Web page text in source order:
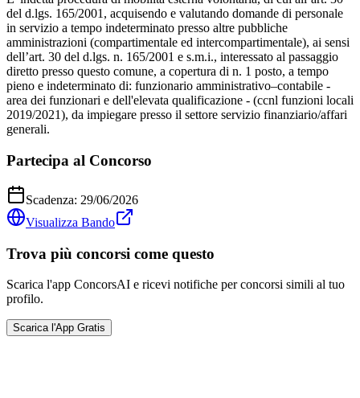
del d.lgs. 165/2001, acquisendo e valutando domande di personale
in servizio a tempo indeterminato presso altre pubbliche
amministrazioni (compartimentale ed intercompartimentale), ai sensi
dell’art. 30 del d.lgs. n. 165/2001 e s.m.i., interessato al passaggio
diretto presso questo comune, a copertura di n. 1 posto, a tempo
pieno e indeterminato di: funzionario amministrativo–contabile -
area dei funzionari e dell'elevata qualificazione - (ccnl funzioni locali
2019/2021), da impiegare presso il settore servizio finanziario/affari
generali.
Partecipa al Concorso
Scadenza: 29/06/2026
Visualizza Bando
Trova più concorsi come questo
Scarica l'app ConcorsAI e ricevi notifiche per concorsi simili al tuo
profilo.
Scarica l'App Gratis